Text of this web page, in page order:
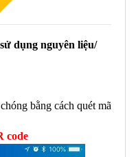
dụng nguyên liệu/
bằng cách quét mã
code